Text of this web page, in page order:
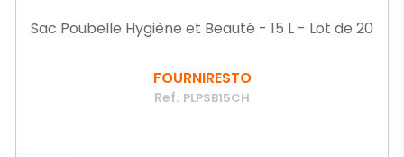
Sac Poubelle Hygiène et Beauté - 15 L - Lot de 20
FOURNIRESTO
Ref. PLPSB15CH